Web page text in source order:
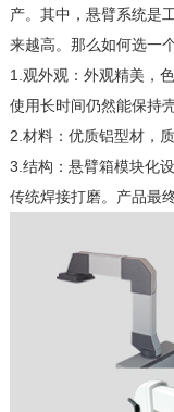
产。其中，悬臂系统是
来越高。那么如何选一
1.观外观：外观精美，
使用长时间仍然能保持
2.材料：优质铝型材，
3.结构：悬臂箱模块化
传统焊接打磨。产品最